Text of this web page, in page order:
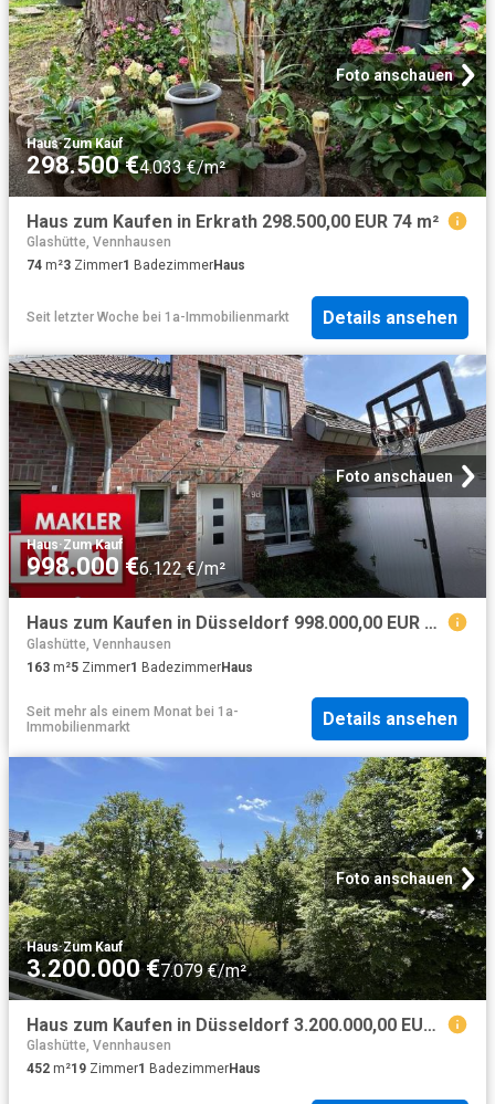
Foto anschauen
Haus·Zum Kauf
298.500 €4.033 €/m²
Haus zum Kaufen in Erkrath 298.500,00 EUR 74 m²
Glashütte, Vennhausen
74 m²3 Zimmer1 BadezimmerHaus
Seit letzter Woche bei 1a-Immobilienmarkt Details ansehen
Foto anschauen
Haus·Zum Kauf
998.000 €6.122 €/m²
Haus zum Kaufen in Düsseldorf 998.000,00 EUR 163 m²
Glashütte, Vennhausen
163 m²5 Zimmer1 BadezimmerHaus
Seit mehr als einem Monat bei 1a-
Immobilienmarkt
Details ansehen
Foto anschauen
Haus·Zum Kauf
3.200.000 €7.079 €/m²
Haus zum Kaufen in Düsseldorf 3.200.000,00 EUR 452 m²
Glashütte, Vennhausen
452 m²19 Zimmer1 BadezimmerHaus